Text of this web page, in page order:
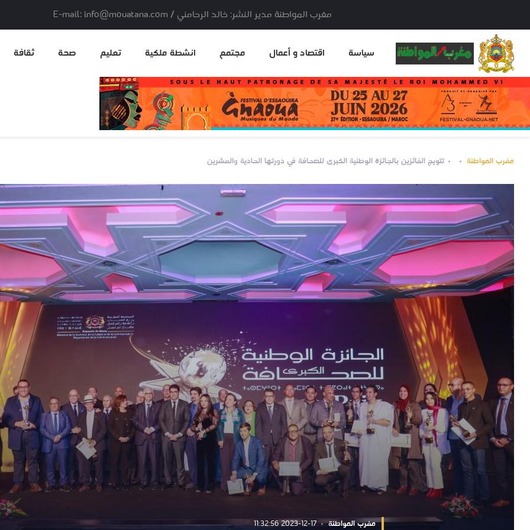
مغرب المواطنة مدير النشر: خالد الرحامني / E-mail: info@mouatana.com
سياسة اقتصاد و أعمال مجتمع انشطة ملكية تعليم صحة ثقافة
مغرب المواطنة تتويج الفائزين بالجائزة الوطنية الكبرى للصحافة في دورتها الحادية والعشرين
مغرب المواطنة 2023-12-17 11:32:56